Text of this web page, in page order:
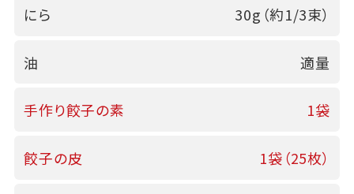
にら 30g（約1/3束）
油 適量
手作り餃子の素 1袋
餃子の皮 1袋（25枚）